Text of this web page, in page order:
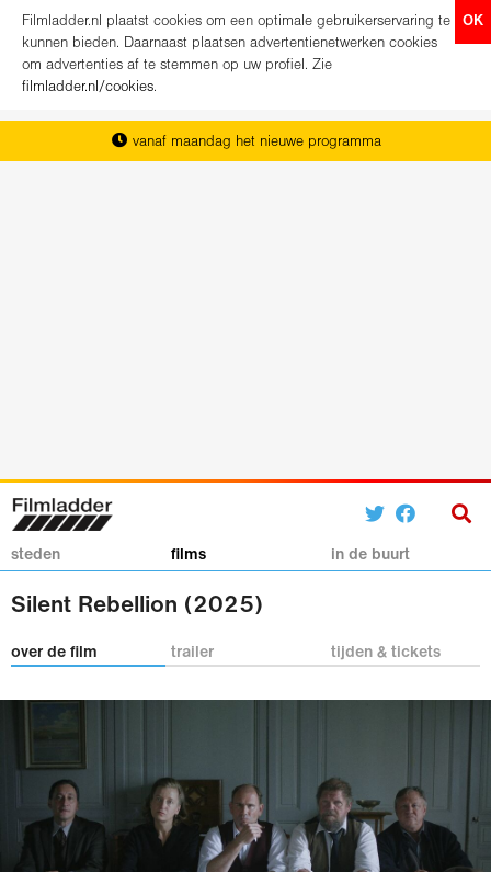
OK
Filmladder.nl plaatst cookies om een optimale gebruikerservaring te
kunnen bieden. Daarnaast plaatsen advertentienetwerken cookies
om advertenties af te stemmen op uw profiel. Zie
filmladder.nl/cookies.
vanaf maandag het nieuwe programma
het complete overzicht van Nederland
koop direct je kaartjes
steden films in de buurt
Silent Rebellion (2025)
over de film trailer tijden & tickets